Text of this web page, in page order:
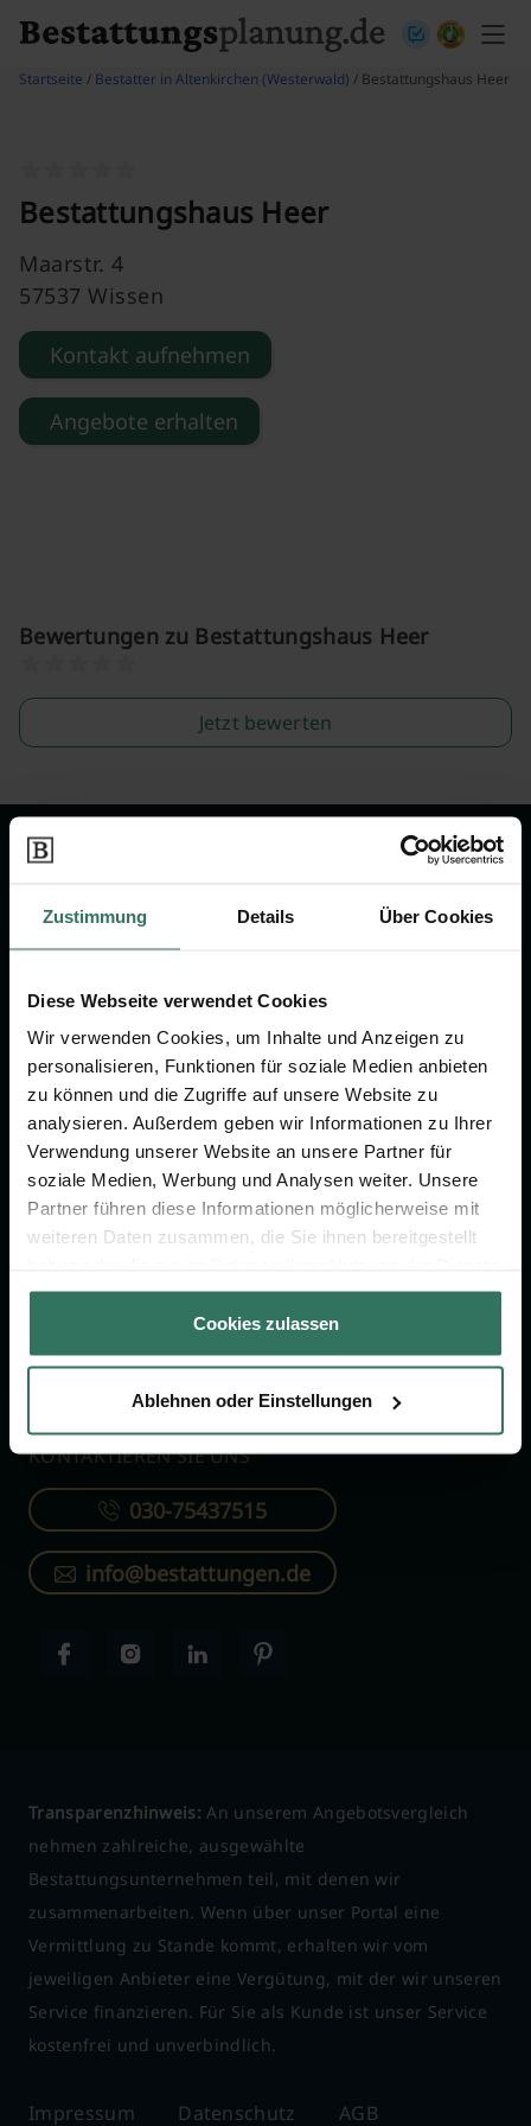
Zustimmung Details Über Cookies
Diese Webseite verwendet Cookies
Wir verwenden Cookies, um Inhalte und Anzeigen zu
personalisieren, Funktionen für soziale Medien anbieten
zu können und die Zugriffe auf unsere Website zu
analysieren. Außerdem geben wir Informationen zu Ihrer
Verwendung unserer Website an unsere Partner für
soziale Medien, Werbung und Analysen weiter. Unsere
Partner führen diese Informationen möglicherweise mit
weiteren Daten zusammen, die Sie ihnen bereitgestellt
gesammelt haben.
Cookies zulassen
Ablehnen oder Einstellungen
Startseite / Bestatter in Altenkirchen (Westerwald) / Bestattungshaus Heer
Bestattungshaus Heer
Maarstr. 4
57537 Wissen
Kontakt aufnehmen
Angebote erhalten
Bewertungen zu Bestattungshaus Heer
Jetzt bewerten
Wir sind Ihr Ansprechpartner rund
um das Thema Bestattung &
Vorsorge.
Jetzt beraten lassen
FÜR SIE
Vergleich
Ratgeber
Verzeichnis
FÜR BESTATTER
Online-Portal
Kostenlos registrieren
KONTAKTIEREN SIE UNS
030-75437515
info@bestattungen.de
Transparenzhinweis: An unserem Angebotsvergleich
nehmen zahlreiche, ausgewählte
Bestattungsunternehmen teil, mit denen wir
zusammenarbeiten. Wenn über unser Portal eine
Vermittlung zu Stande kommt, erhalten wir vom
jeweiligen Anbieter eine Vergütung, mit der wir unseren
Service finanzieren. Für Sie als Kunde ist unser Service
kostenfrei und unverbindlich.
Impressum Datenschutz AGB